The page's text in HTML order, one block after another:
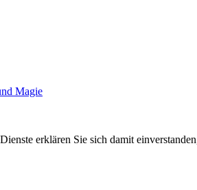
Magie
erklären Sie sich damit